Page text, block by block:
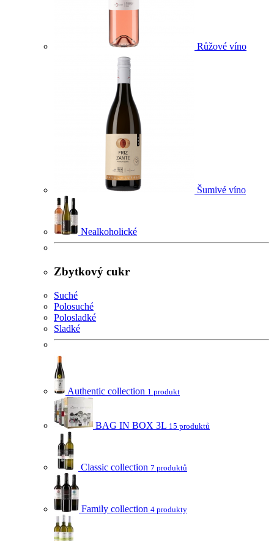
Růžové víno
Šumivé víno
Nealkoholické
Zbytkový cukr
Suché
Polosuché
Polosladké
Sladké
Authentic collection 1 produkt
BAG IN BOX 3L 15 produktů
Classic collection 7 produktů
Family collection 4 produkty